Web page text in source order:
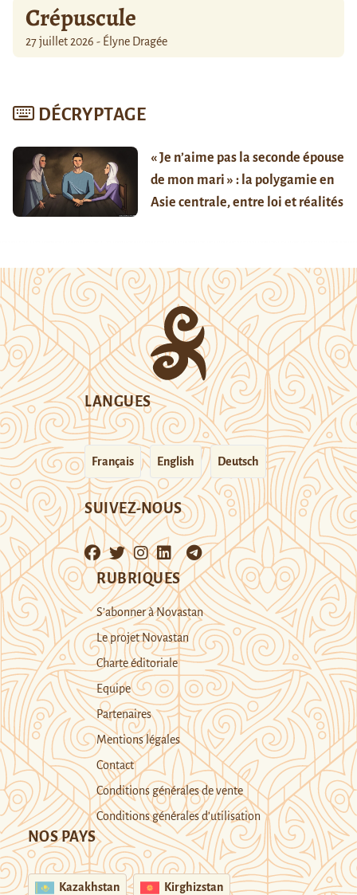
Crépuscule
27 juillet 2026 - Élyne Dragée
DÉCRYPTAGE
« Je n’aime pas la seconde épouse
de mon mari » : la polygamie en
Asie centrale, entre loi et réalités
LANGUES
Français English Deutsch
SUIVEZ-NOUS
RUBRIQUES
S’abonner à Novastan
Le projet Novastan
Charte éditoriale
Equipe
Partenaires
Mentions légales
Contact
Conditions générales de vente
Conditions générales d’utilisation
NOS PAYS
Kazakhstan Kirghizstan